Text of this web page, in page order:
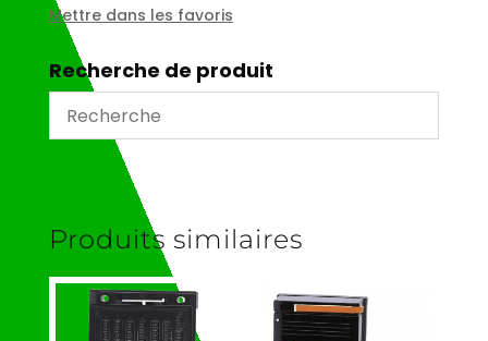
Mettre dans les favoris
Recherche de produit
Produits similaires